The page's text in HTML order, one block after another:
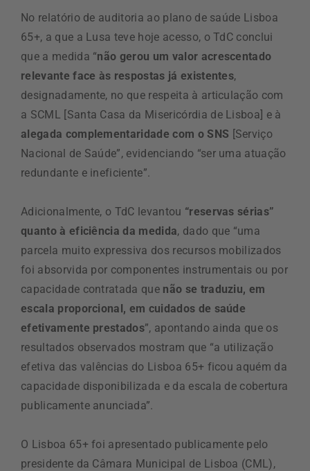
No relatório de auditoria ao plano de saúde Lisboa
65+, a que a Lusa teve hoje acesso, o TdC conclui
que a medida “não gerou um valor acrescentado
relevante face às respostas já existentes,
designadamente, no que respeita à articulação com
a SCML [Santa Casa da Misericórdia de Lisboa] e à
alegada complementaridade com o SNS [Serviço
Nacional de Saúde”, evidenciando “ser uma atuação
redundante e ineficiente”.
Adicionalmente, o TdC levantou “reservas sérias”
quanto à eficiência da medida, dado que “uma
parcela muito expressiva dos recursos mobilizados
foi absorvida por componentes instrumentais ou por
capacidade contratada que não se traduziu, em
escala proporcional, em cuidados de saúde
efetivamente prestados”, apontando ainda que os
resultados observados mostram que “a utilização
efetiva das valências do Lisboa 65+ ficou aquém da
capacidade disponibilizada e da escala de cobertura
publicamente anunciada”.
O Lisboa 65+ foi apresentado publicamente pelo
presidente da Câmara Municipal de Lisboa (CML),